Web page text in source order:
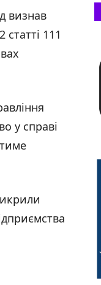
визнав
111
у справі